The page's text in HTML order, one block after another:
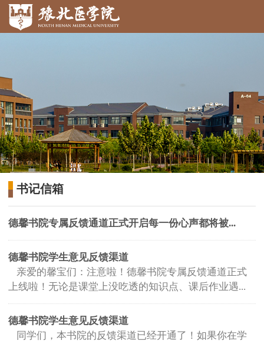
书记信箱
德馨书院专属反馈通道正式开启每一份心声都将被...
德馨书院学生意见反馈渠道
亲爱的馨宝们：注意啦！德馨书院专属反馈通道正式
上线啦！无论是课堂上没吃透的知识点、课后作业遇...
德馨书院学生意见反馈渠道
同学们，本书院的反馈渠道已经开通了！如果你在学